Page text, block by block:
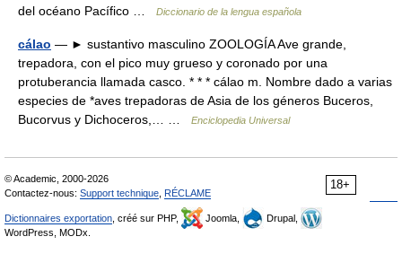
del océano Pacífico …
Diccionario de la lengua española
cálao — ► sustantivo masculino ZOOLOGÍA Ave grande,
trepadora, con el pico muy grueso y coronado por una
protuberancia llamada casco. * * * cálao m. Nombre dado a varias
especies de *aves trepadoras de Asia de los géneros Buceros,
Bucorvus y Dichoceros,… …
Enciclopedia Universal
18+
© Academic, 2000-2026
Contactez-nous: Support technique RÉCLAME
Dictionnaires exportation , créé sur PHP, Joomla,
Drupal,
WordPress, MODx.